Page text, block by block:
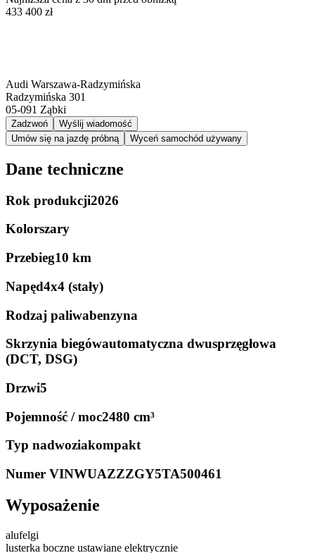
433 400 zł
Audi Warszawa-Radzymińska
Radzymińska 301
05-091 Ząbki
Zadzwoń
Wyślij wiadomość
Umów się na jazdę próbną
Wyceń samochód używany
Dane techniczne
Rok produkcji2026
Kolorszary
Przebieg10 km
Napęd4x4 (stały)
Rodzaj paliwabenzyna
Skrzynia biegówautomatyczna dwusprzęgłowa
(DCT, DSG)
Drzwi5
Pojemność / moc2480 cm³
Typ nadwoziakompakt
Numer VINWUAZZZGY5TA500461
Wyposażenie
alufelgi
lusterka boczne ustawiane elektrycznie